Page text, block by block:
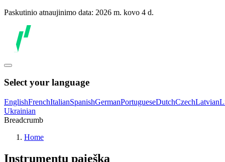
Paskutinio atnaujinimo data: 2026 m. kovo 4 d.
Select your language
EnglishFrenchItalianSpanishGermanPortugueseDutchCzechLatvian
Ukrainian
Breadcrumb
Home
Instrumentų paieška